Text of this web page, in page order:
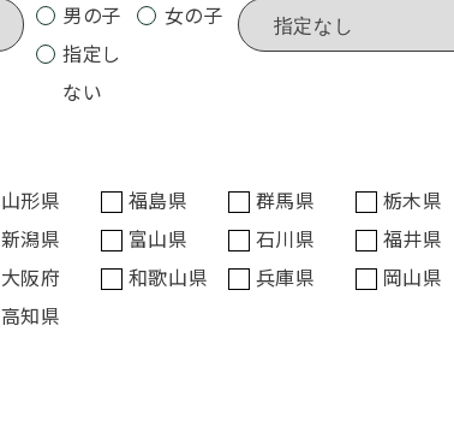
男の子
女の子
指定し
ない
山形県 福島県 群馬県
栃木県
新潟県 富山県 石川県
福井県
大阪府 和歌山県 兵庫県
岡山県
高知県